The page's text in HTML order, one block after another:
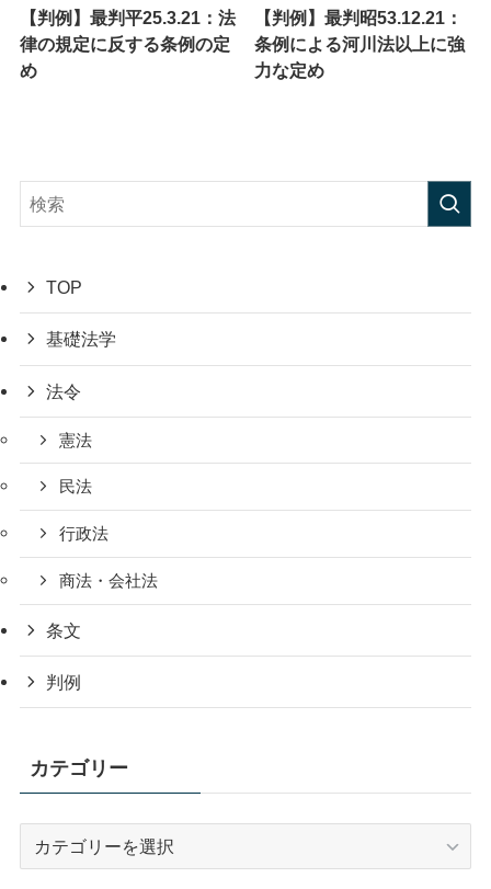
【判例】最判平25.3.21：法
律の規定に反する条例の定
め
【判例】最判昭53.12.21：
条例による河川法以上に強
力な定め
TOP
基礎法学
法令
憲法
民法
行政法
商法・会社法
条文
判例
カテゴリー